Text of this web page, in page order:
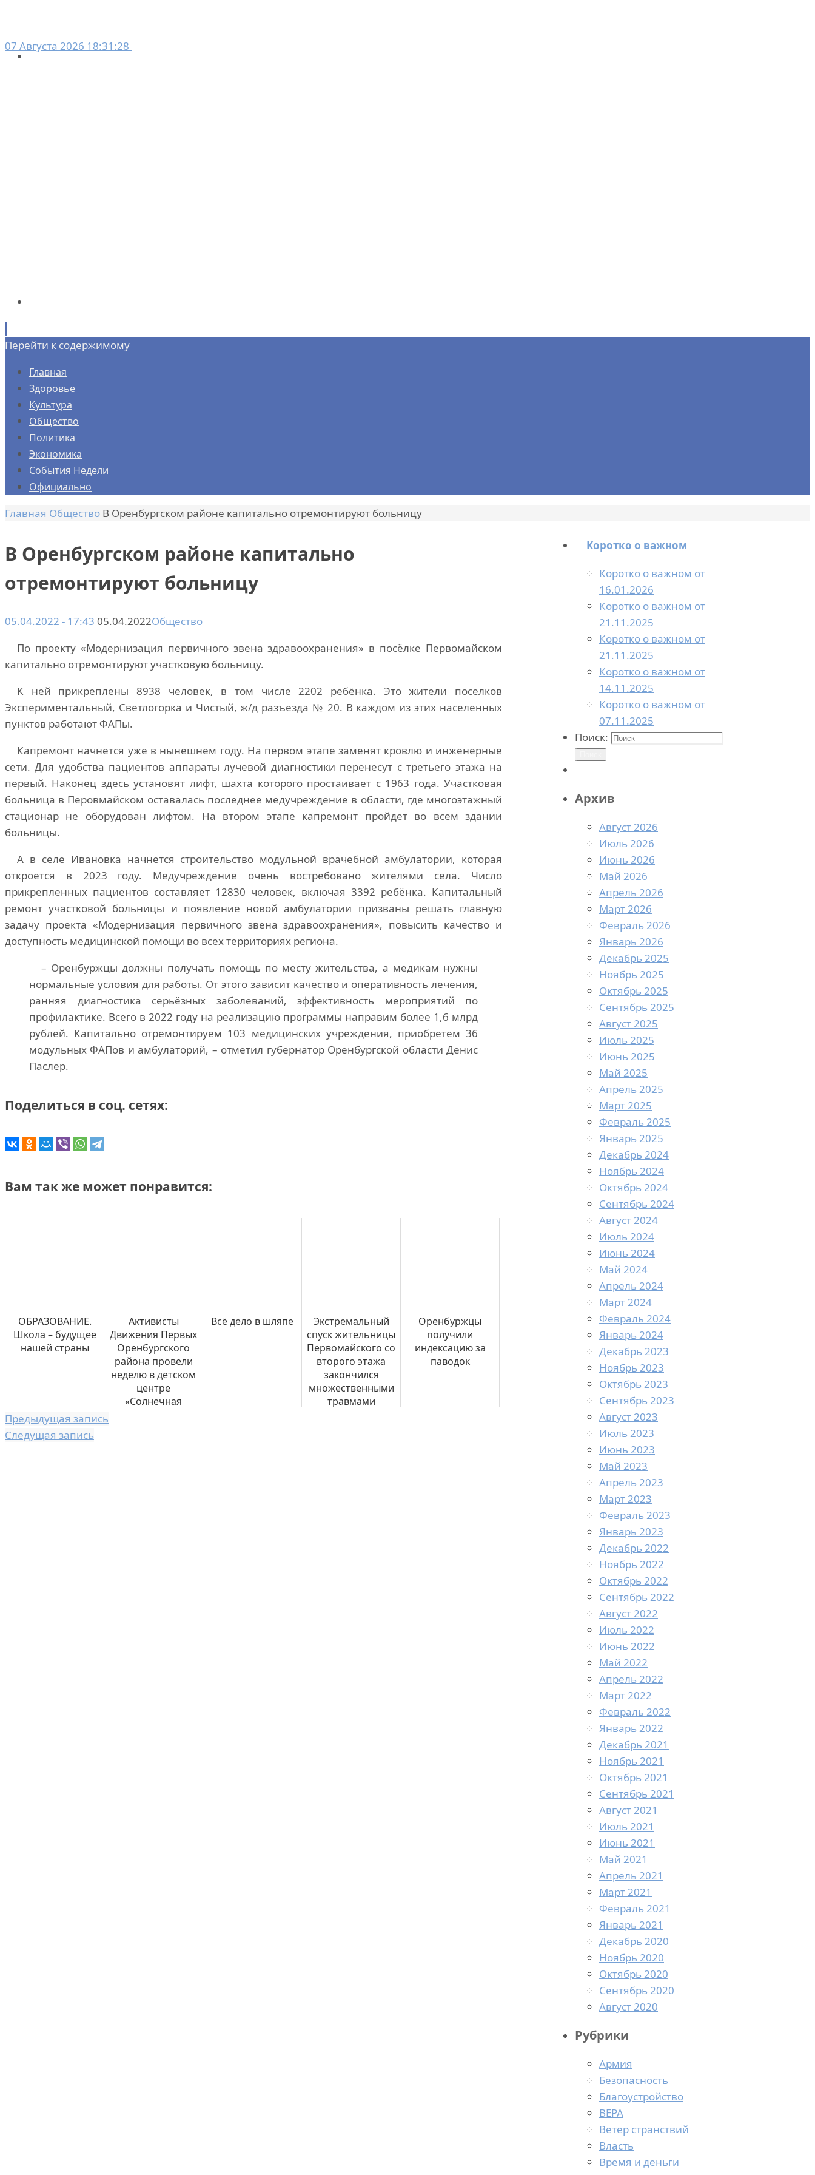
07 Августа 2026 18:31:28
Перейти к содержимому
Главная
Здоровье
Культура
Общество
Политика
Экономика
События Недели
Официально
Главная Общество В Оренбургском районе капитально отремонтируют больницу
В Оренбургском районе капитально
отремонтируют больницу
05.04.2022 - 17:43 05.04.2022Общество
По проекту «Модернизация первичного звена здравоохранения» в посёлке Первомайском
капитально отремонтируют участковую больницу.
К ней прикреплены 8938 человек, в том числе 2202 ребёнка. Это жители поселков
Экспериментальный, Светлогорка и Чистый, ж/д разъезда № 20. В каждом из этих населенных
пунктов работают ФАПы.
Капремонт начнется уже в нынешнем году. На первом этапе заменят кровлю и инженерные
сети. Для удобства пациентов аппараты лучевой диагностики перенесут с третьего этажа на
первый. Наконец здесь установят лифт, шахта которого простаивает с 1963 года. Участковая
больница в Перовмайском оставалась последнее медучреждение в области, где многоэтажный
стационар не оборудован лифтом. На втором этапе капремонт пройдет во всем здании
больницы.
А в селе Ивановка начнется строительство модульной врачебной амбулатории, которая
откроется в 2023 году. Медучреждение очень востребовано жителями села. Число
прикрепленных пациентов составляет 12830 человек, включая 3392 ребёнка. Капитальный
ремонт участковой больницы и появление новой амбулатории призваны решать главную
задачу проекта «Модернизация первичного звена здравоохранения», повысить качество и
доступность медицинской помощи во всех территориях региона.
– Оренбуржцы должны получать помощь по месту жительства, а медикам нужны
нормальные условия для работы. От этого зависит качество и оперативность лечения,
ранняя диагностика серьёзных заболеваний, эффективность мероприятий по
профилактике. Всего в 2022 году на реализацию программы направим более 1,6 млрд
рублей. Капитально отремонтируем 103 медицинских учреждения, приобретем 36
модульных ФАПов и амбулаторий, – отметил губернатор Оренбургской области Денис
Паслер.
Поделиться в соц. сетях:
Вам так же может понравится:
ОБРАЗОВАНИЕ.
Школа – будущее
нашей страны
Активисты
Движения Первых
Оренбургского
района провели
неделю в детском
центре
«Солнечная
Всё дело в шляпе
Экстремальный
спуск жительницы
Первомайского со
второго этажа
закончился
множественными
травмами
Оренбуржцы
получили
индексацию за
паводок
Предыдущая запись
Следущая запись
Коротко о важном
Коротко о важном от
16.01.2026
Коротко о важном от
21.11.2025
Коротко о важном от
21.11.2025
Коротко о важном от
14.11.2025
Коротко о важном от
07.11.2025
Поиск:
Архив
Август 2026
Июль 2026
Июнь 2026
Май 2026
Апрель 2026
Март 2026
Февраль 2026
Январь 2026
Декабрь 2025
Ноябрь 2025
Октябрь 2025
Сентябрь 2025
Август 2025
Июль 2025
Июнь 2025
Май 2025
Апрель 2025
Март 2025
Февраль 2025
Январь 2025
Декабрь 2024
Ноябрь 2024
Октябрь 2024
Сентябрь 2024
Август 2024
Июль 2024
Июнь 2024
Май 2024
Апрель 2024
Март 2024
Февраль 2024
Январь 2024
Декабрь 2023
Ноябрь 2023
Октябрь 2023
Сентябрь 2023
Август 2023
Июль 2023
Июнь 2023
Май 2023
Апрель 2023
Март 2023
Февраль 2023
Январь 2023
Декабрь 2022
Ноябрь 2022
Октябрь 2022
Сентябрь 2022
Август 2022
Июль 2022
Июнь 2022
Май 2022
Апрель 2022
Март 2022
Февраль 2022
Январь 2022
Декабрь 2021
Ноябрь 2021
Октябрь 2021
Сентябрь 2021
Август 2021
Июль 2021
Июнь 2021
Май 2021
Апрель 2021
Март 2021
Февраль 2021
Январь 2021
Декабрь 2020
Ноябрь 2020
Октябрь 2020
Сентябрь 2020
Август 2020
Рубрики
Армия
Безопасность
Благоустройство
ВЕРА
Ветер странствий
Власть
Время и деньги